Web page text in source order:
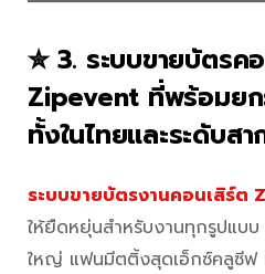
✮ 3. ระบบขายบัตรค
Zipevent ที่พร้อมยก
ทั้งในไทยและระดับสา
ระบบขายบัตรงานคอนเสิร์ต
ให้ยืดหยุ่นสำหรับงานทุกรูปแบบ
ใหญ่ แฟนมีตติ้งสุดเอ็กซ์คลูซีฟ